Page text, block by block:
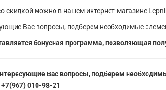
скидкой можно в нашем интернет-магазине
Вас вопросы, подберем необходимые
бонусная программа, позволяющая
Вас вопросы, подберем
010-98-21